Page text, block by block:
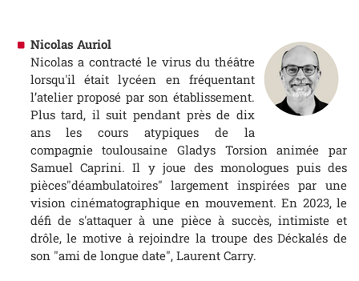
Nicolas Auriol
Nicolas a contracté le virus du théâtre
lorsqu'il était lycéen en fréquentant
lʼatelier proposé par son établissement.
Plus tard, il suit pendant près de dix
ans les cours atypiques de la
compagnie toulousaine Gladys Torsion animée par
Samuel Caprini. Il y joue des monologues puis des
pièces"déambulatoires" largement inspirées par une
vision cinématographique en mouvement. En 2023, le
défi de s'attaquer à une pièce à succès, intimiste et
drôle, le motive à rejoindre la troupe des Déckalés de
son "ami de longue date", Laurent Carry.